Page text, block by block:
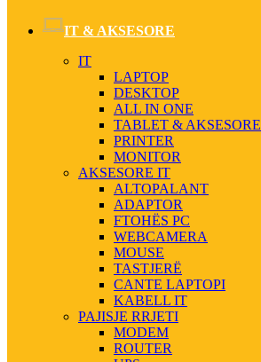
IT & AKSESORE
IT
LAPTOP
DESKTOP
ALL IN ONE
TABLET & AKSESORE
PRINTER
MONITOR
AKSESORE IT
ALTOPALANT
ADAPTOR
FTOHËS PC
WEBCAMERA
MOUSE
TASTJERË
CANTE LAPTOPI
KABELL IT
PAJISJE RRJETI
MODEM
ROUTER